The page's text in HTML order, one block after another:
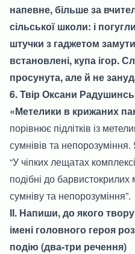
напевне, більше за
сільської школи: і
штучки з гаджетом
встановлені, купа ігор.
просунута, але й не
6. Твір Оксани
«Метелики в крижаних
порівнює підлітків із
сумнівів та
“У чіпких лещатах
подібні до барвистокрилих
сумніву та непорозуміння”.
ІІ. Напиши, до якого
імені головного героя
подію (два-три речення)